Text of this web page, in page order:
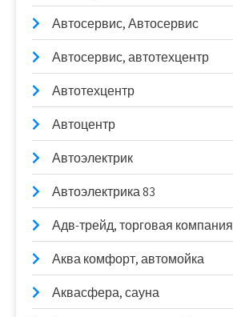
Автосервис, Автосервис
Автосервис, автотехцентр
Автотехцентр
Автоцентр
Автоэлектрик
Автоэлектрика 83
Адв-трейд, торговая компания
Аква комфорт, автомойка
Аквасфера, сауна